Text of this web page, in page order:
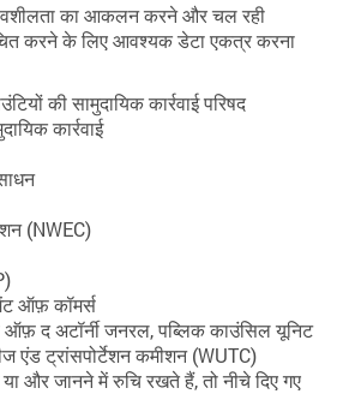
का आकलन करने और चल रही
करने के लिए आवश्यक डेटा एकत्र करना
की सामुदायिक कार्रवाई परिषद
कार्रवाई
(NWEC)
ऑफ़ कॉमर्स
द अटॉर्नी जनरल, पब्लिक काउंसिल यूनिट
एंड ट्रांसपोर्टेशन कमीशन (WUTC)
और जानने में रुचि रखते हैं, तो नीचे दिए गए